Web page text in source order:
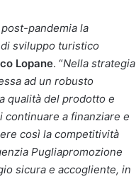
pandemia la
sviluppo turistico
Lopane. “Nella strategia
ad un robusto
qualità del prodotto e
continuare a finanziare e
così la competitività
Pugliapromozione
sicura e accogliente, in